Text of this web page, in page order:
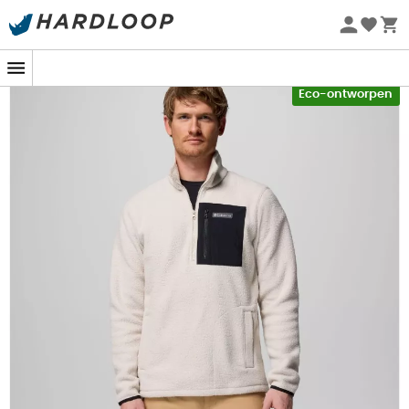
Zomeraanbiedingen 🔥 -5% EXTRA vanaf 2 producten* met
Eco-ontworpen